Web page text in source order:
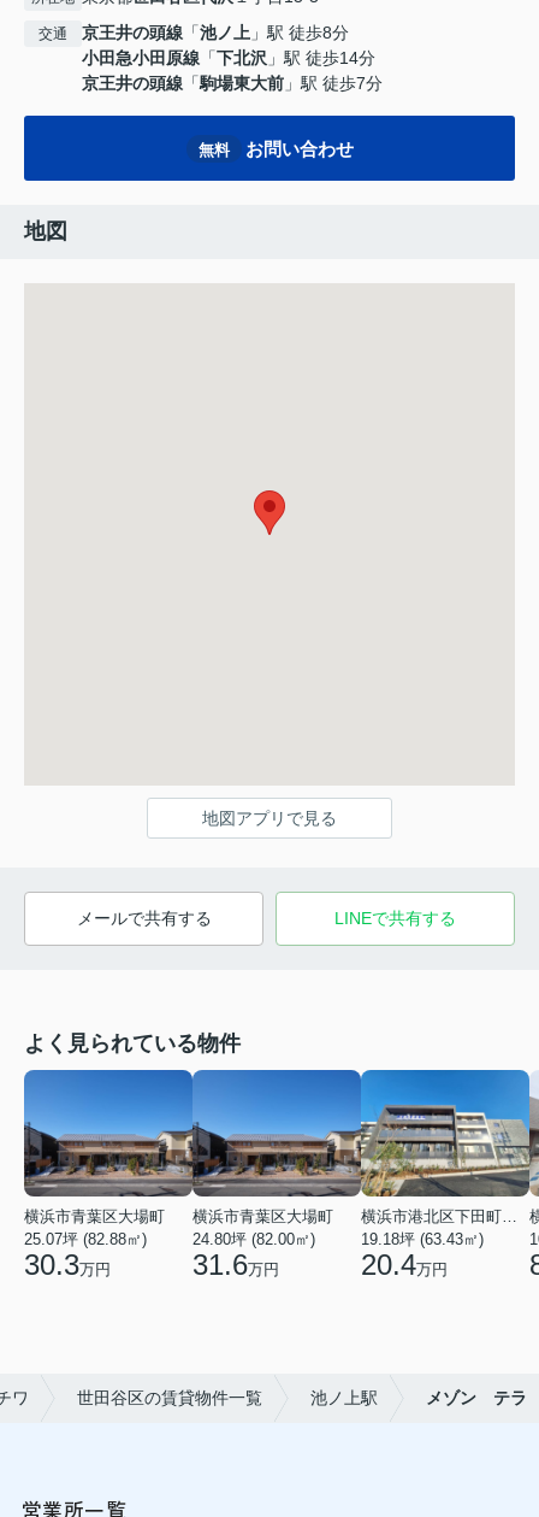
交通 京王井の頭線 「池ノ上 」駅 徒歩8分
小田急小田原線 「下北沢 」駅 徒歩14分
京王井の頭線 「駒場東大前 」駅 徒歩7分
無料 お問い合わせ
地図
地図アプリで見る
メールで共有する LINEで共有する
よく見られている物件
横浜市青葉区大場町
25.07坪 (82.88㎡)
30.3万円
横浜市青葉区大場町
24.80坪 (82.00㎡)
31.6万円
19.18坪 (63.43㎡)
20.4万円
ワ 世田谷区の賃貸物件一覧 池ノ上駅 メゾン テラ
営業所一覧